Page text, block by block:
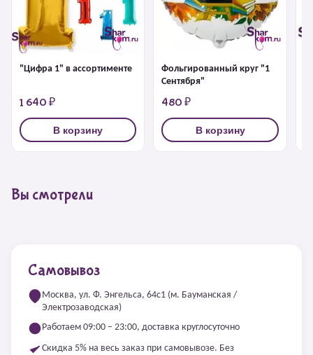
"Цифра 1" в ассортименте
1 640 ₽
В корзину
Фольгированный круг "1
Сентября"
480 ₽
В корзину
Вы смотрели
Самовывоз
Москва, ул. Ф. Энгельса, 64с1 (м. Бауманская /
Электрозаводская)
Работаем 09:00 – 23:00, доставка круглосуточно
Скидка 5% на весь заказ при самовывозе. Без